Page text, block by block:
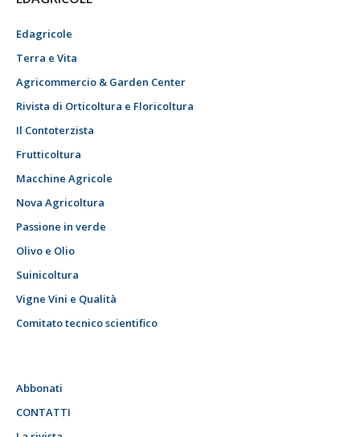
Edagricole
Terra e Vita
Agricommercio & Garden Center
Rivista di Orticoltura e Floricoltura
Il Contoterzista
Frutticoltura
Macchine Agricole
Nova Agricoltura
Passione in verde
Olivo e Olio
Suinicoltura
Vigne Vini e Qualità
Comitato tecnico scientifico
Abbonati
CONTATTI